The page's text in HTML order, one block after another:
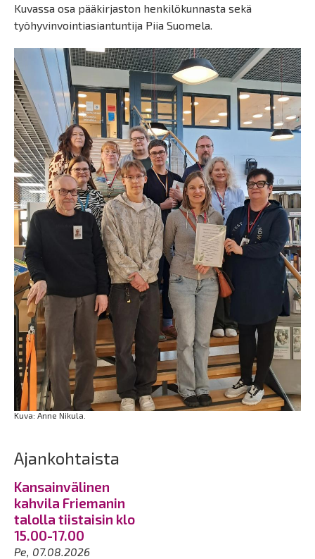
Kuvassa osa pääkirjaston henkilökunnasta sekä
työhyvinvointiasiantuntija Piia Suomela.
Kuva: Anne Nikula.
Ajankohtaista
Kansainvälinen
kahvila Friemanin
talolla tiistaisin klo
15.00-17.00
Pe, 07.08.2026